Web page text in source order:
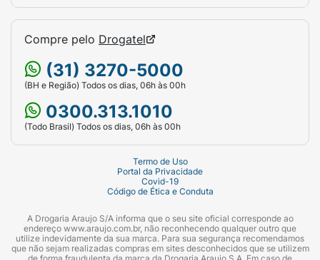
Compre pelo Drogatel
(31) 3270-5000
(BH e Região) Todos os dias, 06h às 00h
0300.313.1010
(Todo Brasil) Todos os dias, 06h às 00h
Termo de Uso
Portal da Privacidade
Covid-19
Código de Ética e Conduta
A Drogaria Araujo S/A informa que o seu site oficial corresponde ao
endereço www.araujo.com.br, não reconhecendo qualquer outro que
utilize indevidamente da sua marca. Para sua segurança recomendamos
que não sejam realizadas compras em sites desconhecidos que se utilizem